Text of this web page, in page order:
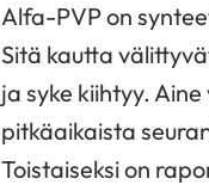
Alfa-PVP on
Sitä kautta
ja syke kiihtyy.
pitkäaikaista
Toistaiseksi on